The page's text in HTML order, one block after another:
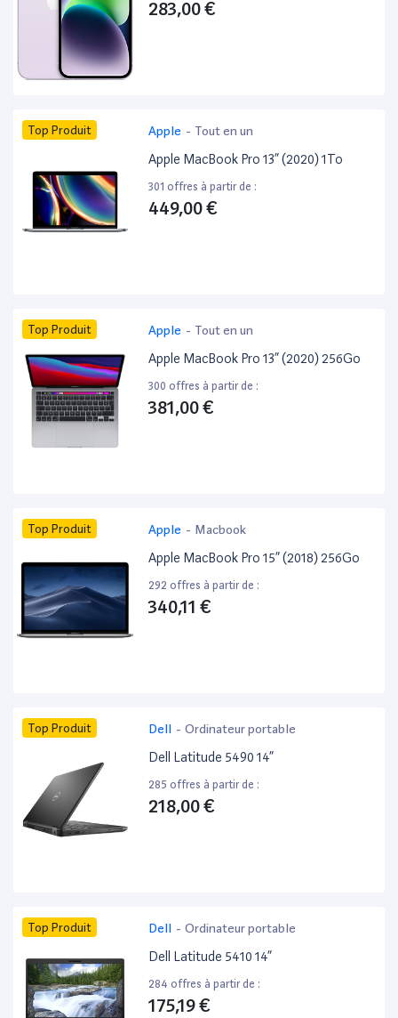
283,00 €
Top Produit Apple - Tout en un
Apple MacBook Pro 13” (2020) 1To
301 offres à partir de :
449,00 €
Top Produit Apple - Tout en un
Apple MacBook Pro 13” (2020) 256Go
300 offres à partir de :
381,00 €
Top Produit Apple - Macbook
Apple MacBook Pro 15” (2018) 256Go
292 offres à partir de :
340,11 €
Top Produit Dell - Ordinateur portable
Dell Latitude 5490 14”
285 offres à partir de :
218,00 €
Top Produit Dell - Ordinateur portable
Dell Latitude 5410 14”
284 offres à partir de :
175,19 €